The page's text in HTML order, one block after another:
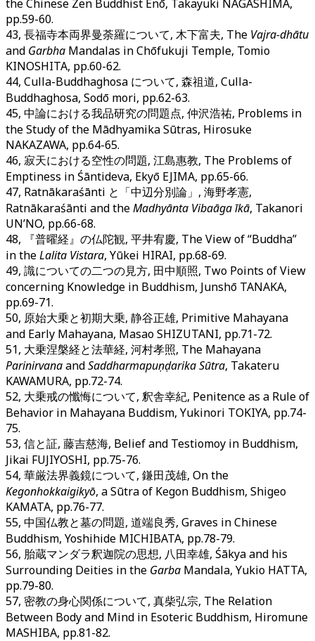
the Chinese Zen Buddhist Enō, Takayuki NAGASHIMA,
pp.59-60.
43, 長福寺本両界曼荼羅について, 木下富夫, The Vajra-dhātu
and Garbha Mandalas in Chōfukuji Temple, Tomio
KINOSHITA, pp.60-62.
44, Culla-Buddhaghosa について, 森祖道, Culla-
Buddhaghosa, Sodō mori, pp.62-63.
45, 中論における我品研究の問題点, 仲沢浩祐, Problems in
the Study of the Mādhyamika Sūtras, Hirosuke
NAKAZAWA, pp.64-65.
46, 寂天における空性の問題, 江島惠教, The Problems of
Emptiness in Śāntideva, Ekyō EJIMA, pp.65-66.
47, Ratnākaraśānti と「中辺分別論」, 海野孝憲,
Ratnākaraśānti and theMadhyānta Vibaāga īkā, Takanori
UN’NO, pp.66-68.
48, 『普曜経』の仏陀観, 平井宥慶, The View of “Buddha”
in theLalita Vistara, Yūkei HIRAI, pp.68-69.
49, 識についての二つの見方, 田中順照, Two Points of View
concerning Knowledge in Buddhism, Junshō TANAKA,
pp.69-71.
50, 原始大乗と初期大乗, 静谷正雄, Primitive Mahayana
and Early Mahayana, Masao SHIZUTANI, pp.71-72.
51, 大乗涅槃経と法華経, 河村孝照, The Mahayana
ParinirvanaandSaddharmapuṇḍarika Sūtra, Takateru
KAWAMURA, pp.72-74.
52, 大乗戒の懺悔について, 釈舎幸紀, Penitence as a Rule of
Behavior in Mahayana Buddism, Yukinori TOKIYA, pp.74-
75.
53, 信と証, 藤吉慈海, Belief and Testiomoy in Buddhism,
Jikai FUJIYOSHI, pp.75-76.
54, 華厳法界義鏡について, 鎌田茂雄, On the
Kegonhokkaigikyō, a Sūtra of Kegon Buddhism, Shigeo
KAMATA, pp.76-77.
55, 中国仏教と墓の問題, 道端良秀, Graves in Chinese
Buddhism, Yoshihide MICHIBATA, pp.78-79.
56, 胎蔵マンダラ釈迦院の思想, 八田幸雄, Śākya and his
Surrounding Deities in the Garba Mandala, Yukio HATTA,
pp.79-80.
57, 密教の身心関係について, 真柴弘宗, The Relation
Between Body and Mind in Esoteric Buddhism, Hiromune
MASHIBA, pp.81-82.